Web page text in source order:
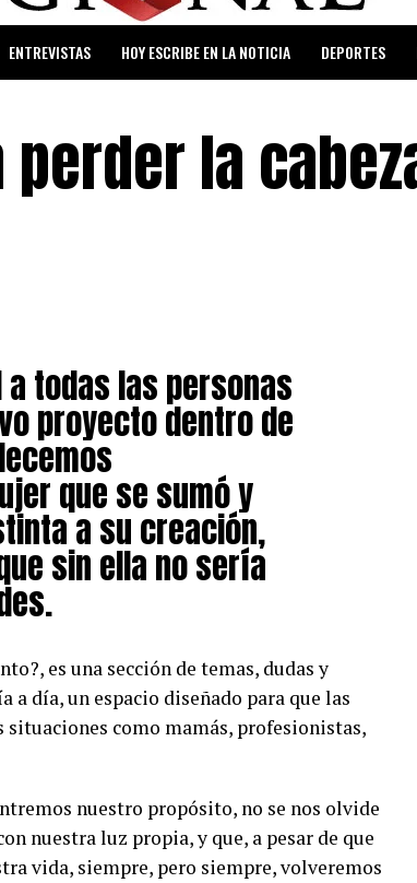
ENTREVISTAS HOY ESCRIBE EN LA NOTICIA DEPORTES
la
todas las personas
proyecto dentro de
que se sumó y
a su creación,
sin ella no sería
es una sección de temas, dudas y
día, un espacio diseñado para que las
situaciones como mamás, profesionistas,
nuestro propósito, no se nos olvide
nuestra luz propia, y que, a pesar de que
vida, siempre, pero siempre, volveremos